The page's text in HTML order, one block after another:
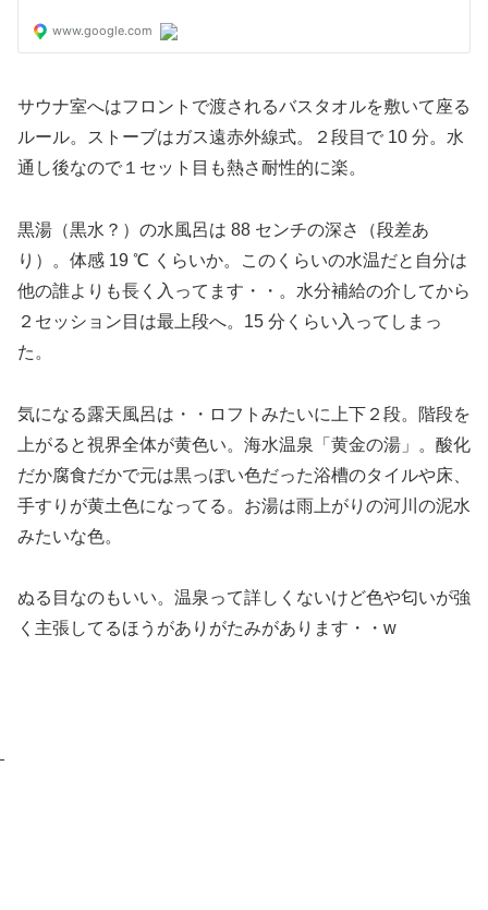
サウナ室へはフロントで渡されるバスタオルを敷いて座る
ルール。ストーブはガス遠赤外線式。２段目で 10 分。水
通し後なので１セット目も熱さ耐性的に楽。
黒湯（黒水？）の水風呂は 88 センチの深さ（段差あ
り）。体感 19 ℃ くらいか。このくらいの水温だと自分は
他の誰よりも長く入ってます・・。水分補給の介してから
２セッション目は最上段へ。15 分くらい入ってしまっ
た。
気になる露天風呂は・・ロフトみたいに上下２段。階段を
上がると視界全体が黄色い。海水温泉「黄金の湯」。酸化
だか腐食だかで元は黒っぽい色だった浴槽のタイルや床、
手すりが黄土色になってる。お湯は雨上がりの河川の泥水
みたいな色。
ぬる目なのもいい。温泉って詳しくないけど色や匂いが強
く主張してるほうがありがたみがあります・・w